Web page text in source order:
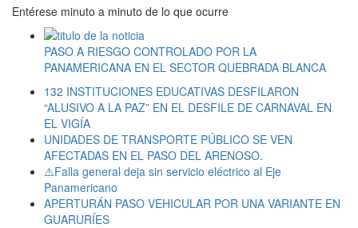
Entérese minuto a minuto de lo que ocurre
PASO A RIESGO CONTROLADO POR LA
PANAMERICANA EN EL SECTOR QUEBRADA BLANCA
132 INSTITUCIONES EDUCATIVAS DESFILARON
“ALUSIVO A LA PAZ” EN EL DESFILE DE CARNAVAL EN
EL VIGÍA
UNIDADES DE TRANSPORTE PÚBLICO SE VEN
AFECTADAS EN EL PASO DEL ARENOSO.
⚠️Falla general deja sin servicio eléctrico al Eje
Panamericano
APERTURÁN PASO VEHICULAR POR UNA VARIANTE EN
GUARURÍES